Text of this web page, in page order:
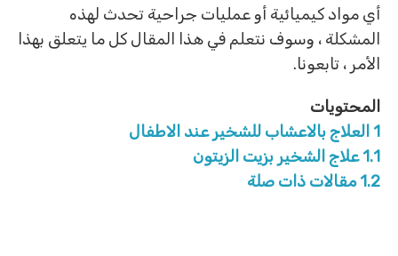
أي مواد كيميائية أو عمليات جراحية تحدث لهذه
المشكلة ، وسوف نتعلم في هذا المقال كل ما يتعلق بهذا
الأمر ، تابعونا.
المحتويات
1 العلاج بالاعشاب للشخير عند الاطفال
1.1 علاج الشخير بزيت الزيتون
1.2 مقالات ذات صلة